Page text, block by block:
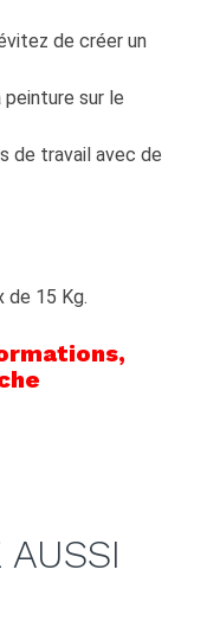
de créer un
peinture sur le
de travail avec de
de 15 Kg.
AUSSI